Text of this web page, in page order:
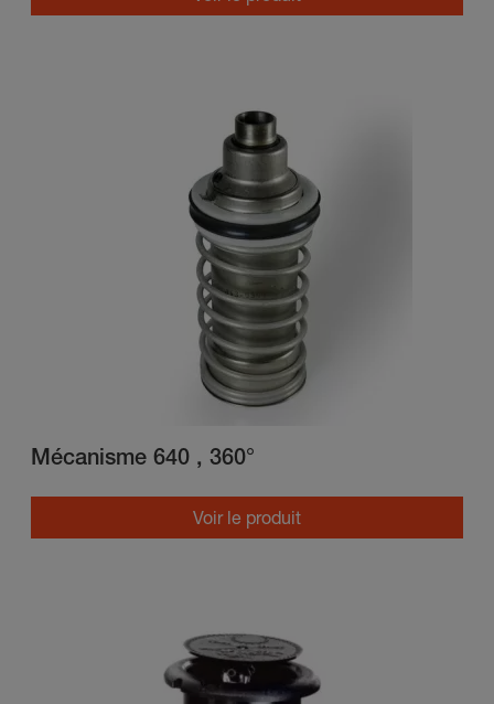
Mécanisme 640 , 360°
Voir le produit